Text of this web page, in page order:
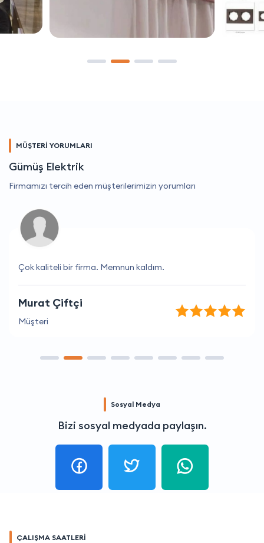
MÜŞTERİ YORUMLARI
Gümüş Elektrik
Firmamızı tercih eden müşterilerimizin yorumları
Çok kaliteli bir firma. Memnun kaldım.
Murat Çiftçi
Müşteri
Sosyal Medya
Bizi sosyal medyada paylaşın.
ÇALIŞMA SAATLERİ